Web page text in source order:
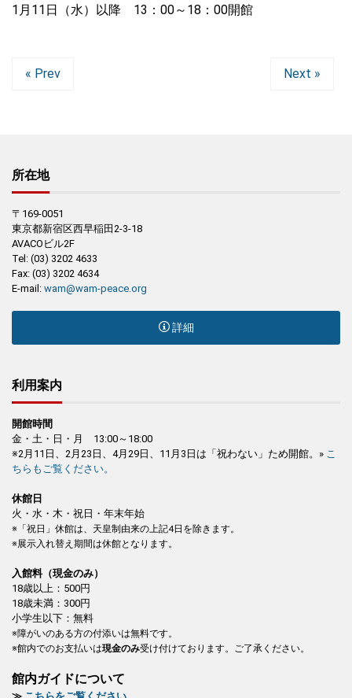
1月11日（水）以降 13：00～18：00開館
« Prev Next »
所在地
〒169-0051
東京都新宿区西早稲田2-3-18
AVACOビル2F
Tel: (03) 3202 4633
Fax: (03) 3202 4634
E-mail: wam@wam-peace.org
詳細
利用案内
開館時間
金・土・日・月 13:00～18:00
※2月11日、2月23日、4月29日、11月3日は「祝わない」ため開館。» こ
ちらもご覧ください。
休館日
火・水・木・祝日・年末年始
※「祝日」休館は、天皇制由来の上記4日を除きます。
※展示入れ替え期間は休館となります。
入館料（現金のみ）
18歳以上：500円
18歳未満：300円
小学生以下：無料
※障がいのある方の付添いは無料です。
※館内でのお支払いは現金のみ受け付けております。ご了承ください。
館内ガイドについて